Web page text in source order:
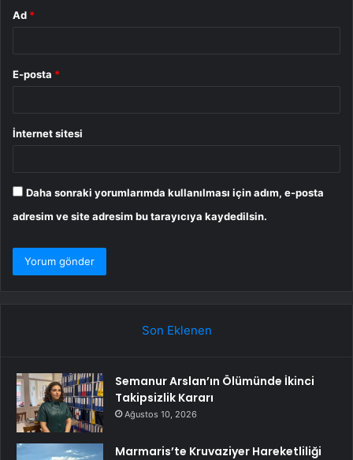
Ad *
E-posta *
İnternet sitesi
Daha sonraki yorumlarımda kullanılması için adım, e-posta
adresim ve site adresim bu tarayıcıya kaydedilsin.
Son Eklenen
Semanur Arslan’ın Ölümünde İkinci
Takipsizlik Kararı
Ağustos 10, 2026
Marmaris’te Kruvaziyer Hareketliliği